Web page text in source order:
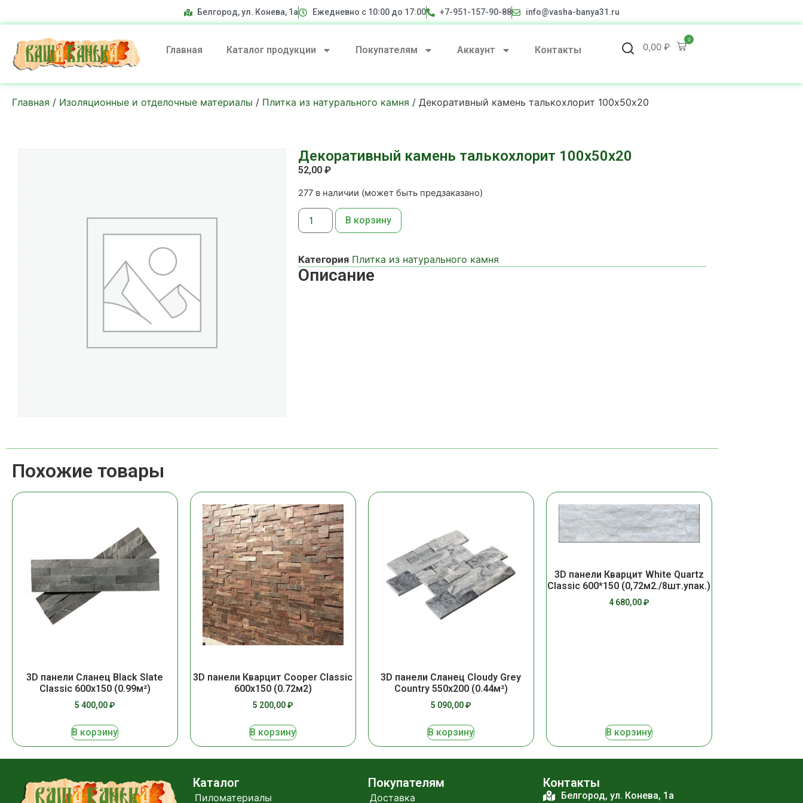
Белгород, ул. Конева, 1а Ежедневно с 10:00 до 17:00 +7-951-157-90-88 info@vasha-banya31.ru
Главная Каталог продукции Покупателям Аккаунт Контакты 0,00₽
0
Главная / Изоляционные и отделочные материалы / Плитка из натурального камня / Декоративный камень талькохлорит 100х50х20
Декоративный камень талькохлорит 100х50х20
52,00 ₽
277 в наличии (может быть предзаказано)
В корзину
Категория Плитка из натурального камня
Описание
Похожие товары
3D панели Сланец Black Slate
Classic 600х150 (0.99м²)
5 400,00₽
В корзину
3D панели Кварцит Cooper Classic
600х150 (0.72м2)
5 200,00₽
В корзину
3D панели Сланец Cloudy Grey
Country 550х200 (0.44м²)
5 090,00₽
В корзину
3D панели Кварцит White Quartz
Classic 600*150 (0,72м2./8шт.упак.)
4 680,00₽
В корзину
Каталог
Пиломатериалы
Покупателям
Доставка
Контакты
Белгород, ул. Конева, 1а